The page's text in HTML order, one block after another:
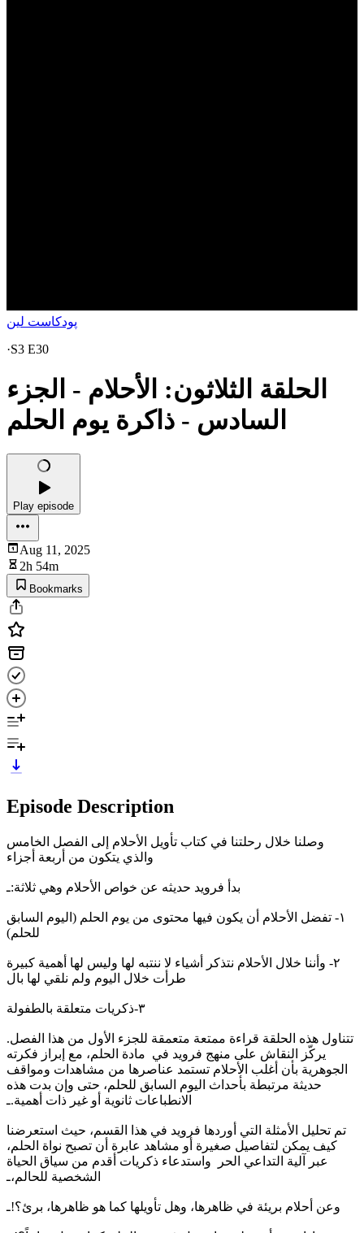
پودكاست لين
·S3 E30
الحلقة الثلاثون: الأحلام - الجزء
السادس - ذاكرة يوم الحلم
Play episode
Aug 11, 2025
2h 54m
Bookmarks
Episode Description
وصلنا خلال رحلتنا في كتاب تأويل الأحلام إلى الفصل الخامس
والذي يتكون من أربعة أجزاء
بدأ فرويد حديثه عن خواص الأحلام وهي ثلاثة:ـ
١- تفضل الأحلام أن يكون فيها محتوى من يوم الحلم (اليوم السابق
للحلم)
٢- وأننا خلال الأحلام نتذكر أشياء لا ننتبه لها وليس لها أهمية كبيرة
طرأت خلال اليوم ولم نلقي لها بال
٣-ذكريات متعلقة بالطفولة
تتناول هذه الحلقة قراءة ممتعة متعمقة للجزء الأول من هذا الفصل.
يركّز النقاش على منهج فرويد في مادة الحلم، مع إبراز فكرته
الجوهرية بأن أغلب الأحلام تستمد عناصرها من مشاهدات ومواقف
حديثة مرتبطة بأحداث اليوم السابق للحلم، حتى وإن بدت هذه
الانطباعات ثانوية أو غير ذات أهمية.ـ
تم تحليل الأمثلة التي أوردها فرويد في هذا القسم، حيث استعرضنا
كيف يمكن لتفاصيل صغيرة أو مشاهد عابرة أن تصبح نواة الحلم،
عبر آلية التداعي الحر واستدعاء ذكريات أقدم من سياق الحياة
الشخصية للحالم،ـ
وعن أحلام بريئة في ظاهرها، وهل تأويلها كما هو ظاهرها، برئ؟!ـ